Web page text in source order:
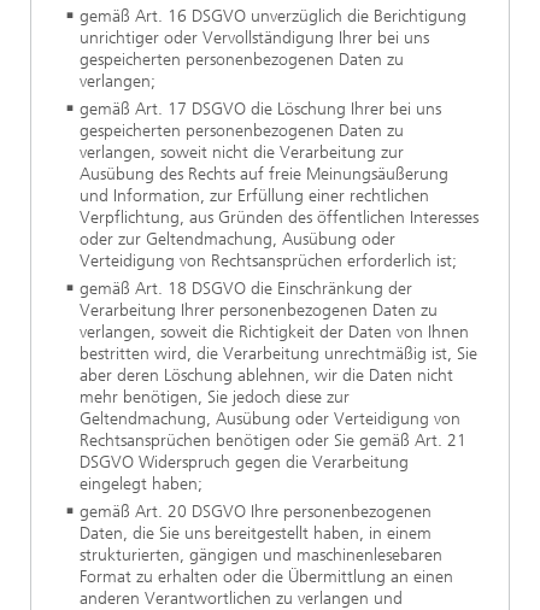
gemäß Art. 16 DSGVO unverzüglich die Berichtigung
unrichtiger oder Vervollständigung Ihrer bei uns
gespeicherten personenbezogenen Daten zu
verlangen;
gemäß Art. 17 DSGVO die Löschung Ihrer bei uns
gespeicherten personenbezogenen Daten zu
verlangen, soweit nicht die Verarbeitung zur
Ausübung des Rechts auf freie Meinungsäußerung
und Information, zur Erfüllung einer rechtlichen
Verpflichtung, aus Gründen des öffentlichen Interesses
oder zur Geltendmachung, Ausübung oder
Verteidigung von Rechtsansprüchen erforderlich ist;
gemäß Art. 18 DSGVO die Einschränkung der
Verarbeitung Ihrer personenbezogenen Daten zu
verlangen, soweit die Richtigkeit der Daten von Ihnen
bestritten wird, die Verarbeitung unrechtmäßig ist, Sie
aber deren Löschung ablehnen, wir die Daten nicht
mehr benötigen, Sie jedoch diese zur
Geltendmachung, Ausübung oder Verteidigung von
Rechtsansprüchen benötigen oder Sie gemäß Art. 21
DSGVO Widerspruch gegen die Verarbeitung
eingelegt haben;
gemäß Art. 20 DSGVO Ihre personenbezogenen
Daten, die Sie uns bereitgestellt haben, in einem
strukturierten, gängigen und maschinenlesebaren
Format zu erhalten oder die Übermittlung an einen
anderen Verantwortlichen zu verlangen und